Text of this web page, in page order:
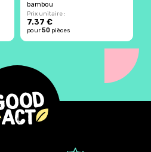
bambou
Prix unitaire :
7.37 €
pour50 pièces